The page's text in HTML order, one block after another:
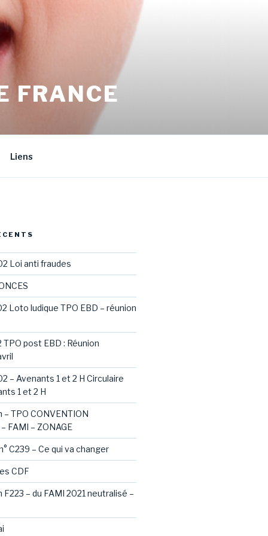
FRANCE
Liens
Loi anti fraudes
Loto ludique TPO EBD – réunion
post EBD : Réunion
– Avenants 1 et 2 H Circulaire
1 et 2 H
– TPO CONVENTION
FAMI – ZONAGE
C239 – Ce qui va changer
CDF
F223 – du FAMI 2021 neutralisé –